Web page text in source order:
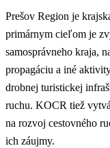
Prešov Region je
primárnym cieľom je
samosprávneho kraja,
propagáciu a iné
drobnej turistickej
ruchu. KOCR tiež
na rozvoj cestovného
ich záujmy.